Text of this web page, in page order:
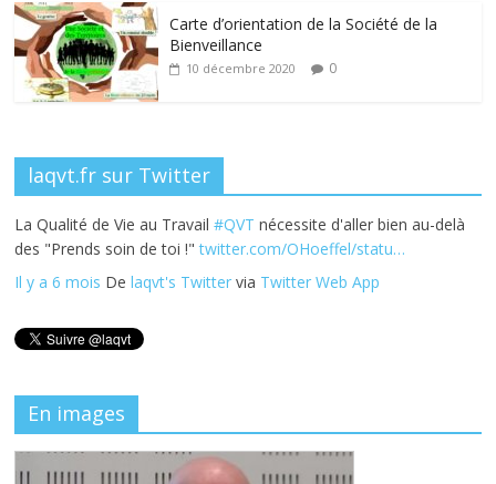
k
Carte d’orientation de la Société de la
Bienveillance
10 décembre 2020 0
laqvt.fr sur Twitter
La Qualité de Vie au Travail#QVT nécessite d'aller bien au-delà
des "Prends soin de toi !"twitter.com/OHoeffel/statu…
Il y a 6 mois Delaqvt's Twitter via Twitter Web App
En images